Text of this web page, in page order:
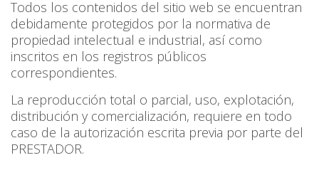
Todos los contenidos del sitio web se encuentran
debidamente protegidos por la normativa de
propiedad intelectual e industrial, así como
inscritos en los registros públicos
correspondientes.
La reproducción total o parcial, uso, explotación,
distribución y comercialización, requiere en todo
caso de la autorización escrita previa por parte del
PRESTADOR.